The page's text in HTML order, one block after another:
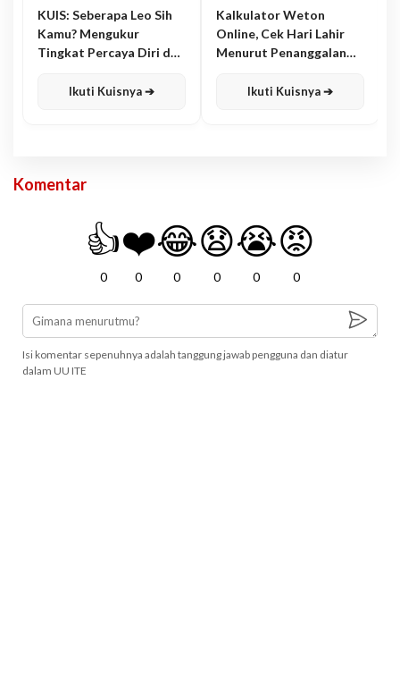
KUIS: Seberapa Leo Sih
Kamu? Mengukur
Tingkat Percaya Diri dan
Ikuti Kuisnya ➔
Kalkulator Weton
Online, Cek Hari Lahir
Menurut Penanggalan
Ikuti Kuisnya ➔
Komentar
👍
0
❤️
0
😂
0
😧
0
😭
0
😡
0
Isi komentar sepenuhnya adalah tanggung jawab pengguna dan diatur
dalam UU ITE